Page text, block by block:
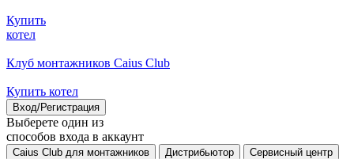
Купить
котел
Клуб монтажников Caius Club
Купить котел
Вход/Регистрация
Выберете один из
способов входа в аккаунт
Caius Club для монтажников Дистрибьютор Сервисный центр